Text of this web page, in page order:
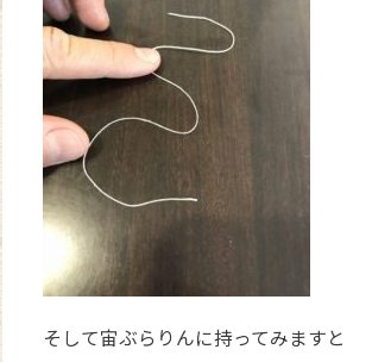
そして宙ぶらりんに持ってみますと